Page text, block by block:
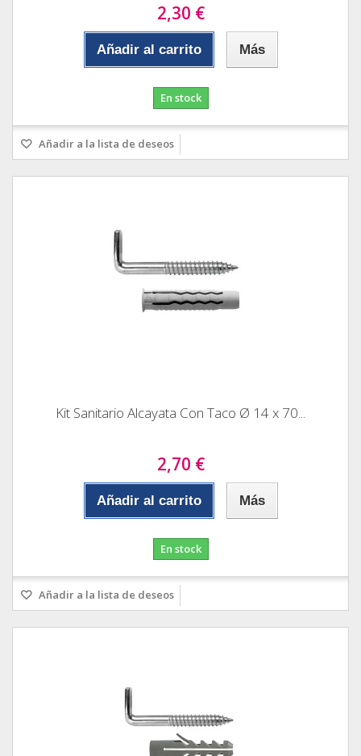
2,30 €
Añadir al carrito Más
En stock
Añadir a la lista de deseos
Kit Sanitario Alcayata Con Taco Ø 14 x 70...
2,70 €
Añadir al carrito Más
En stock
Añadir a la lista de deseos